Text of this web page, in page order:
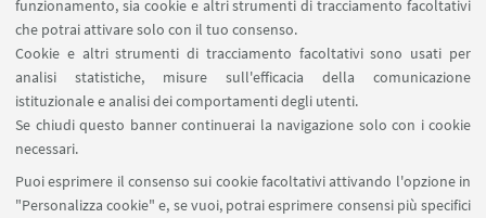
funzionamento, sia cookie e altri strumenti di tracciamento facoltativi
che potrai attivare solo con il tuo consenso.
Cookie e altri strumenti di tracciamento facoltativi sono usati per
analisi statistiche, misure sull'efficacia della comunicazione
istituzionale e analisi dei comportamenti degli utenti.
Se chiudi questo banner continuerai la navigazione solo con i cookie
necessari.
Puoi esprimere il consenso sui cookie facoltativi attivando l'opzione in
"Personalizza cookie" e, se vuoi, potrai esprimere consensi più specifici
Carta dei servizi
SEGUI IL DIPARTIMENTO SU:
SEGUI UNIBO SU: